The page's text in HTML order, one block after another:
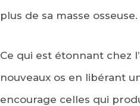
plus de sa masse osseuse.
Ce qui est étonnant chez
nouveaux os en libérant
encourage celles qui